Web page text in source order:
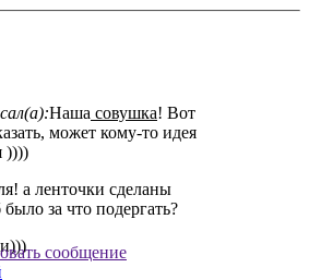
Наша совушка! Вот
может кому-то идея
))))
а ленточки сделаны
за что подергать?